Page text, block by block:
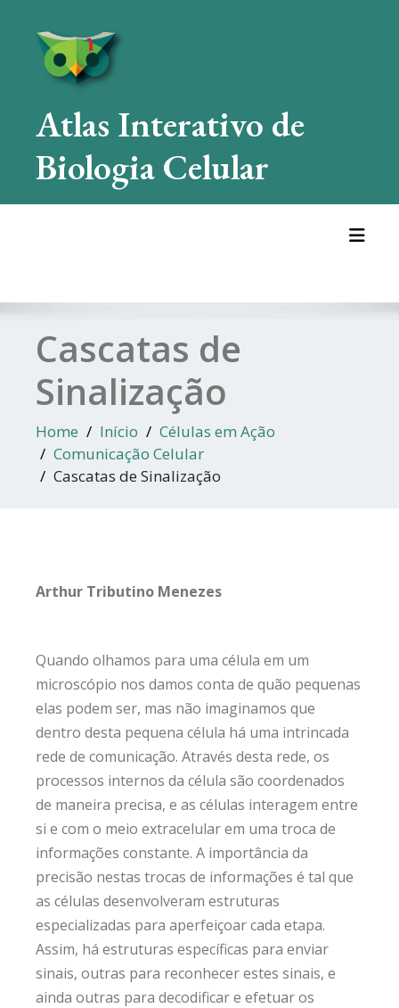
content
Atlas Interativo de
Biologia Celular
Cascatas de
Sinalização
Home Início
Células em Ação
Comunicação Celular
Cascatas de Sinalização
Arthur Tributino Menezes
Quando olhamos para uma célula em um
microscópio nos damos conta de quão pequenas
elas podem ser, mas não imaginamos que
dentro desta pequena célula há uma intrincada
rede de comunicação. Através desta rede, os
processos internos da célula são coordenados
de maneira precisa, e as células interagem entre
si e com o meio extracelular em uma troca de
informações constante. A importância da
precisão nestas trocas de informações é tal que
as células desenvolveram estruturas
especializadas para aperfeiçoar cada etapa.
Assim, há estruturas específicas para enviar
sinais, outras para reconhecer estes sinais, e
ainda outras para decodificar e efetuar os